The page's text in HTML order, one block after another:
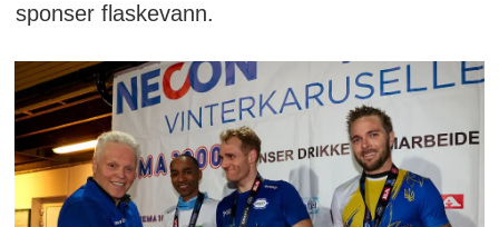
sponser flaskevann.